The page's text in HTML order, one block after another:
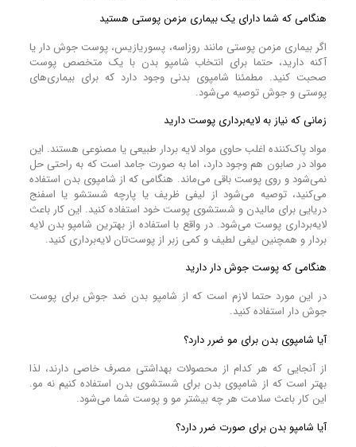
هنگامی که شما دارای یک بیماری مزمن پوستی هستید
اگر بیماری مزمن پوستی مانند روزاسه، پسوریازیس، پوست جوش دار یا
آکنه دارید، حتما برای انتخاب شامپو بدن با یک متخصص پوست
صحبت کنید. مطمئنا شامپوی بدنی وجود دارد که برای بیماری‌های
پوستی و جوش توصیه می‌شود.
زمانی که نیاز به لایه‌برداری پوست دارید
مواد پاک‌کننده اغلب حاوی مواد لایه بردار طبیعی یا مصنوعی هستند. این
مواد در صابون هم وجود دارد، اما به صورت جامد است که به راحتی حل
نمی‌شود و روی پوست باقی می‌ماند. هنگامی که از شامپوی بدن استفاده
می‌کنید، توصیه می‌شود از لیفی ظریف یا پارچه شستشو یا اسفنج
دریایی برای مالیدن و شستشوی پوست خود استفاده کنید. این کار باعث
لایه‌برداری پوست می‌شود. در واقع با استفاده از بهترین شامپو بدن لایه
بردار و همچنین لیفی لطیف و کمی زبر از پوست‌تان لایه‌برداری کنید.
هنگامی که پوست جوش دار دارید
در این مورد حتما لازم است که از شامپو بدن ضد جوش برای پوست
جوش دار استفاده کنید.
آیا شامپوی بدن برای مو ضرر دارد؟
از آنجایی که هر کدام از محصولات بهداشتی مصرف خاصی دارند، لذا
بهتر است که از شامپوی بدن برای شستشوی بدن استفاده کنیم نه مو.
این کار باعث سلامت هر چه بیشتر مو و پوست شما می‌شود.
آیا شامپو بدن برای صورت ضرر دارد؟